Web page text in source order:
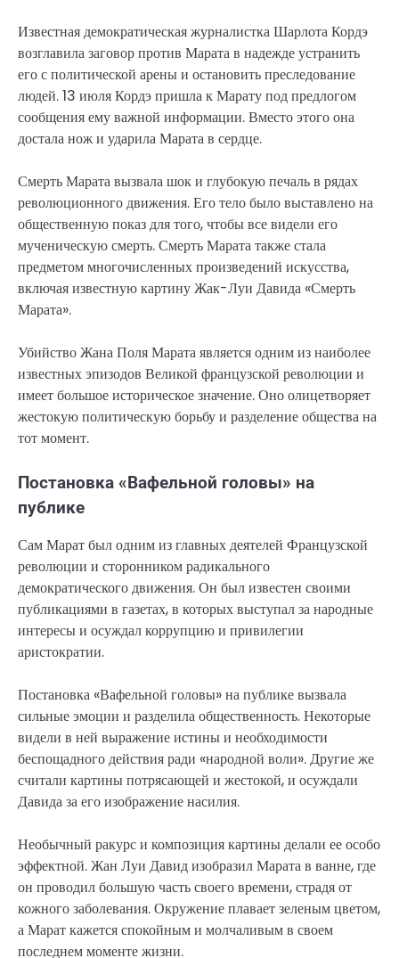
Известная демократическая журналистка Шарлота Кордэ
возглавила заговор против Марата в надежде устранить
его с политической арены и остановить преследование
людей. 13 июля Кордэ пришла к Марату под предлогом
сообщения ему важной информации. Вместо этого она
достала нож и ударила Марата в сердце.
Смерть Марата вызвала шок и глубокую печаль в рядах
революционного движения. Его тело было выставлено на
общественную показ для того, чтобы все видели его
мученическую смерть. Смерть Марата также стала
предметом многочисленных произведений искусства,
включая известную картину Жак-Луи Давида «Смерть
Марата».
Убийство Жана Поля Марата является одним из наиболее
известных эпизодов Великой французской революции и
имеет большое историческое значение. Оно олицетворяет
жестокую политическую борьбу и разделение общества на
тот момент.
Постановка «Вафельной головы» на
публике
Сам Марат был одним из главных деятелей Французской
революции и сторонником радикального
демократического движения. Он был известен своими
публикациями в газетах, в которых выступал за народные
интересы и осуждал коррупцию и привилегии
аристократии.
Постановка «Вафельной головы» на публике вызвала
сильные эмоции и разделила общественность. Некоторые
видели в ней выражение истины и необходимости
беспощадного действия ради «народной воли». Другие же
считали картины потрясающей и жестокой, и осуждали
Давида за его изображение насилия.
Необычный ракурс и композиция картины делали ее особо
эффектной. Жан Луи Давид изобразил Марата в ванне, где
он проводил большую часть своего времени, страдя от
кожного заболевания. Окружение плавает зеленым цветом,
а Марат кажется спокойным и молчаливым в своем
последнем моменте жизни.